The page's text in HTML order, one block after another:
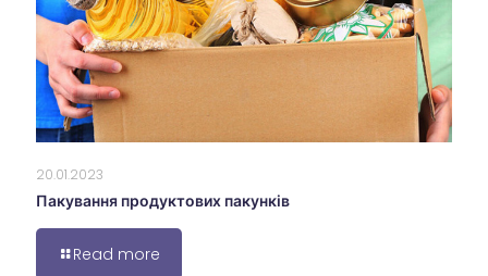
20.01.2023
Пакування продуктових пакунків
Read more